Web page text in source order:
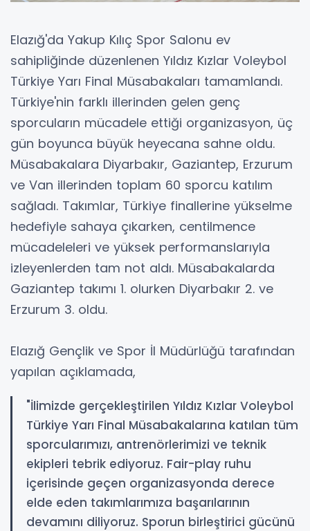
Elazığ'da Yakup Kılıç Spor Salonu ev
sahipliğinde düzenlenen Yıldız Kızlar Voleybol
Türkiye Yarı Final Müsabakaları tamamlandı.
Türkiye'nin farklı illerinden gelen genç
sporcuların mücadele ettiği organizasyon, üç
gün boyunca büyük heyecana sahne oldu.
Müsabakalara Diyarbakır, Gaziantep, Erzurum
ve Van illerinden toplam 60 sporcu katılım
sağladı. Takımlar, Türkiye finallerine yükselme
hedefiyle sahaya çıkarken, centilmence
mücadeleleri ve yüksek performanslarıyla
izleyenlerden tam not aldı. Müsabakalarda
Gaziantep takımı 1. olurken Diyarbakır 2. ve
Erzurum 3. oldu.
Elazığ Gençlik ve Spor İl Müdürlüğü tarafından
yapılan açıklamada,
"İlimizde gerçekleştirilen Yıldız Kızlar Voleybol
Türkiye Yarı Final Müsabakalarına katılan tüm
sporcularımızı, antrenörlerimizi ve teknik
ekipleri tebrik ediyoruz. Fair-play ruhu
içerisinde geçen organizasyonda derece
elde eden takımlarımıza başarılarının
devamını diliyoruz. Sporun birleştirici gücünü